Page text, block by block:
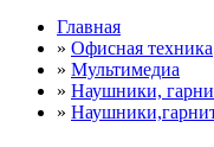
Главная
» Офисная техника
» Мультимедиа
» Наушники,
»